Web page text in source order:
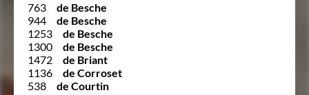
763
de Besche
944
de Besche
1253
de Besche
1300
de Besche
1472
de Briant
1136
de Corroset
538
de Courtin